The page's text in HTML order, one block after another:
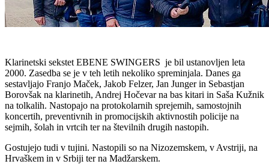
Klarinetski sekstet EBENE SWINGERS je bil ustanovljen leta
2000. Zasedba se je v teh letih nekoliko spreminjala. Danes ga
sestavljajo Franjo Maček, Jakob Felzer, Jan Junger in Sebastjan
Borovšak na klarinetih, Andrej Hočevar na bas kitari in Saša Kužnik
na tolkalih. Nastopajo na protokolarnih sprejemih, samostojnih
koncertih, preventivnih in promocijskih aktivnostih policije na
sejmih, šolah in vrtcih ter na številnih drugih nastopih.
Gostujejo tudi v tujini. Nastopili so na Nizozemskem, v Avstriji, na
Hrvaškem in v Srbiji ter na Madžarskem.